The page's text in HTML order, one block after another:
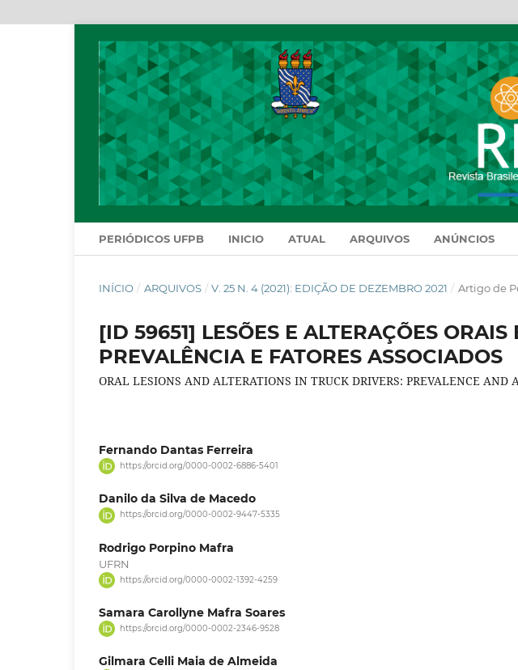
PERIÓDICOS UFPB INICIO ATUAL ARQUIVOS ANÚNCIOS
INÍCIO / ARQUIVOS / V. 25 N. 4 (2021): EDIÇÃO DE DEZEMBRO 2021 / Artigo de
[ID 59651] LESÕES E ALTERAÇÕES
PREVALÊNCIA E FATORES ASSOCIADOS
ORAL LESIONS AND ALTERATIONS IN TRUCK DRIVERS: PREVALENCE AND
Fernando Dantas Ferreira
https://orcid.org/0000-0002-6886-5401
Danilo da Silva de Macedo
https://orcid.org/0000-0002-9447-5335
Rodrigo Porpino Mafra
UFRN
https://orcid.org/0000-0002-1392-4259
Samara Carollyne Mafra Soares
https://orcid.org/0000-0002-2346-9528
Gilmara Celli Maia de Almeida